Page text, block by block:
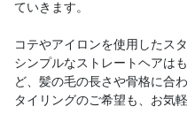
ていきます。
コテやアイロンを使用したス
シンプルなストレートヘアは
ど、髪の毛の長さや骨格に合
タイリングのご希望も、お気